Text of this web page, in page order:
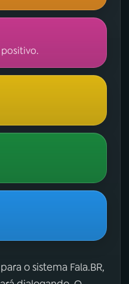
o sistema Fala.BR,